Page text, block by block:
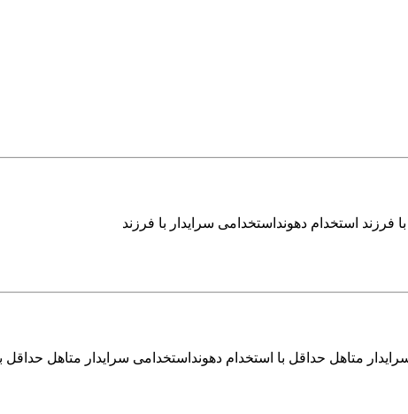
فرزند استخدام دهونداستخدامی سرایدار با فرزند
متاهل حداقل با استخدام دهونداستخدامی سرایدار متاهل حداقل